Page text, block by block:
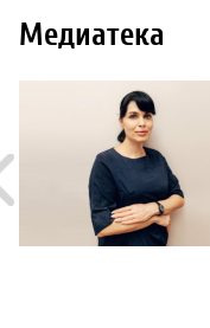
Медиатека